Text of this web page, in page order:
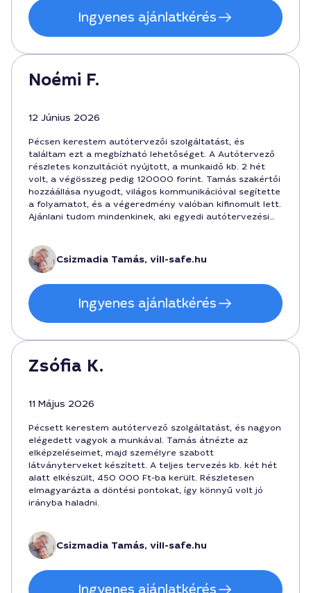
Ingyenes ajánlatkérés
Noémi F.
12 Június 2026
Pécsen kerestem autótervezői szolgáltatást, és
találtam ezt a megbízható lehetőséget. A Autótervező
részletes konzultációt nyújtott, a munkaidő kb. 2 hét
volt, a végösszeg pedig 120000 forint. Tamás szakértői
hozzáállása nyugodt, világos kommunikációval segítette
a folyamatot, és a végeredmény valóban kifinomult lett.
Ajánlani tudom mindenkinek, aki egyedi autótervezési
Csizmadia Tamás, vill-safe.hu
Ingyenes ajánlatkérés
Zsófia K.
11 Május 2026
Pécsett kerestem autótervező szolgáltatást, és nagyon
elégedett vagyok a munkával. Tamás átnézte az
elképzeléseimet, majd személyre szabott
látványterveket készített. A teljes tervezés kb. két hét
alatt elkészült, 450 000 Ft-ba került. Részletesen
elmagyarázta a döntési pontokat, így könnyű volt jó
irányba haladni.
Csizmadia Tamás, vill-safe.hu
Ingyenes ajánlatkérés